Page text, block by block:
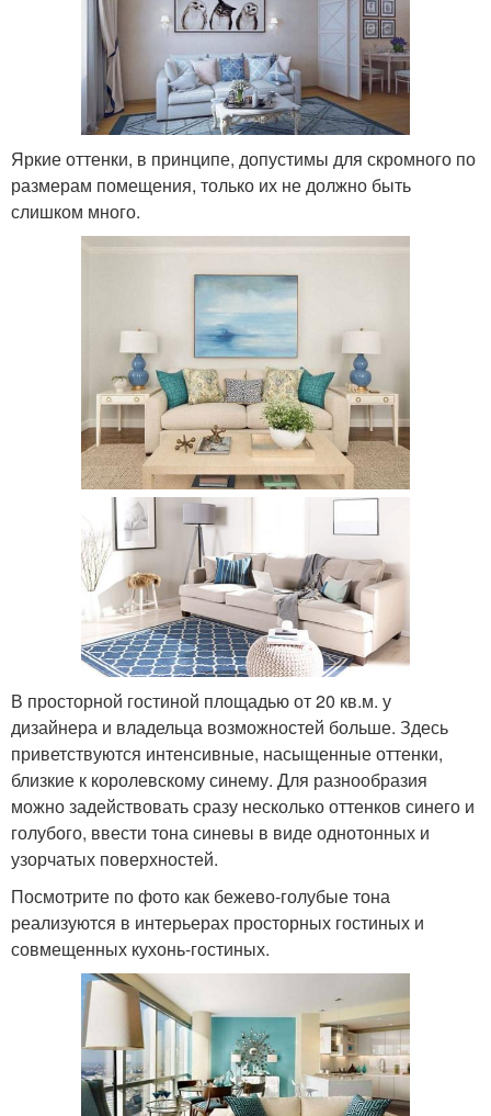
Яркие оттенки, в принципе, допустимы для скромного по
размерам помещения, только их не должно быть
слишком много.
В просторной гостиной площадью от 20 кв.м. у
дизайнера и владельца возможностей больше. Здесь
приветствуются интенсивные, насыщенные оттенки,
близкие к королевскому синему. Для разнообразия
можно задействовать сразу несколько оттенков синего и
голубого, ввести тона синевы в виде однотонных и
узорчатых поверхностей.
Посмотрите по фото как бежево-голубые тона
реализуются в интерьерах просторных гостиных и
совмещенных кухонь-гостиных.